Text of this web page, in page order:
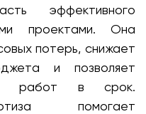
эффективного
проектами. Она
потерь, снижает
и позволяет
работ в срок.
помогает